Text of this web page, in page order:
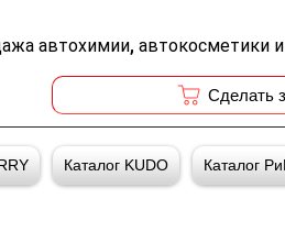
автохимии, автокосметики
Cделать
Каталог KUDO Каталог